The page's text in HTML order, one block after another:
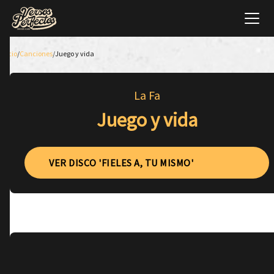
Inicio/Canciones/Juego y vida
La Fa
Juego y vida
VER DISCO 'FIELES A, TU MISMO'